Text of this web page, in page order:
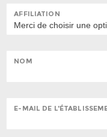
AFFILIATION
NOM
E-MAIL DE